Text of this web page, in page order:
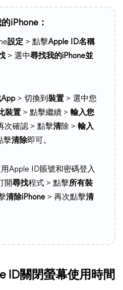
iPhone：
設定 > 點擊Apple ID名稱
> 選中尋找我的iPhone並
> 切換到 裝置 > 選中您
裝置 > 點擊繼續 > 輸入您
次確認 > 點擊清除 > 輸入
擊清除即可。
Apple ID賬號和密碼登入
開尋找程式 > 點擊所有裝
清除iPhone > 再次點擊清
ID關閉螢幕使用時間